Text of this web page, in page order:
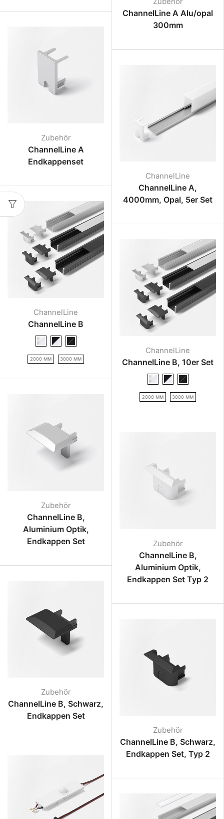
ChannelLine A Alu/opal
300mm
Zubehör
ChannelLine A
Endkappenset
ChannelLine
ChannelLine A,
4000mm, Opal, 5er Set
ChannelLine
ChannelLine B
2000 MM 3000 MM
ChannelLine
ChannelLine B, 10er Set
2000 MM 3000 MM
Zubehör
ChannelLine B,
Aluminium Optik,
Endkappen Set
Zubehör
ChannelLine B,
Aluminium Optik,
Endkappen Set Typ 2
Zubehör
ChannelLine B, Schwarz,
Endkappen Set
Zubehör
ChannelLine B, Schwarz,
Endkappen Set, Typ 2